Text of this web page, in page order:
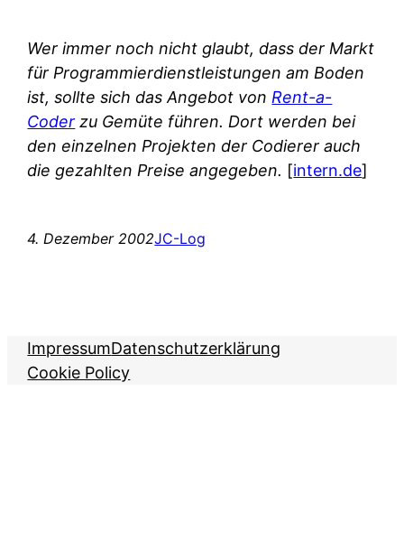
Wer immer noch nicht glaubt, dass der Markt
für Programmierdienstleistungen am Boden
ist, sollte sich das Angebot von Rent-a-
Coder zu Gemüte führen. Dort werden bei
den einzelnen Projekten der Codierer auch
die gezahlten Preise angegeben. [intern.de]
4. Dezember 2002JC-Log
ImpressumDatenschutzerklärung
Cookie Policy